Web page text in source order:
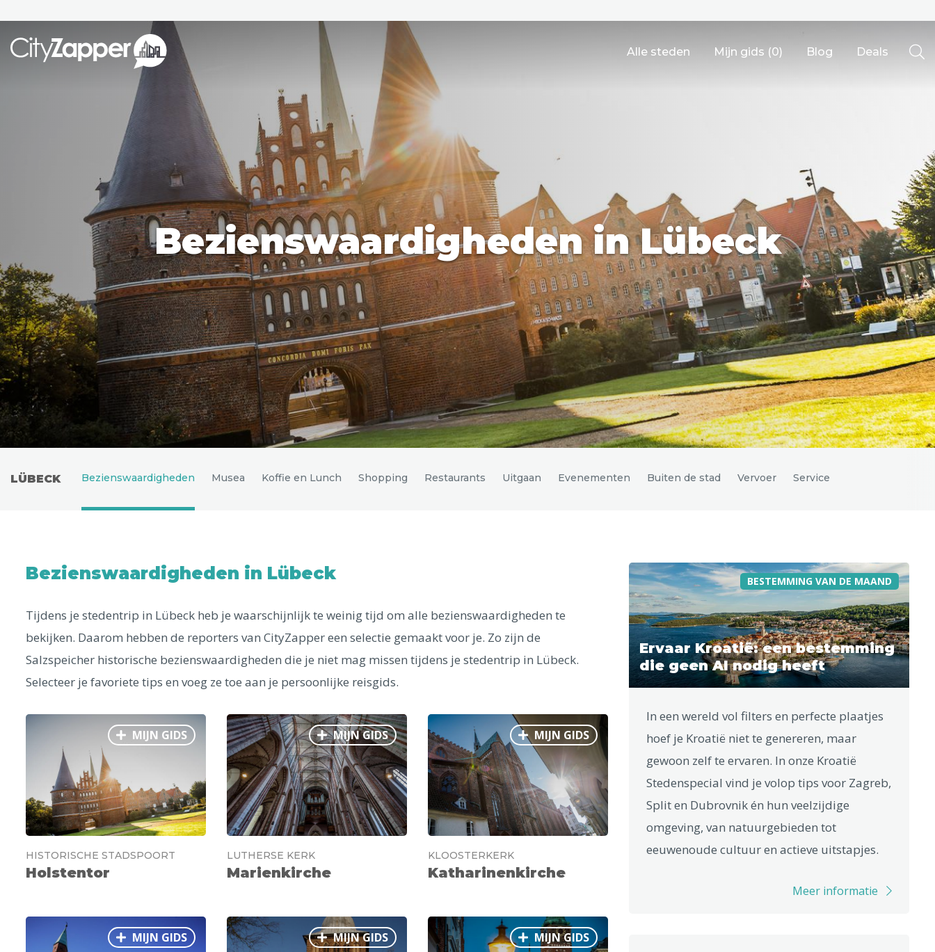
Alle steden Mijn gids (0) Blog Deals
Noord-Amerika
Andere wereldsteden
Uitgelichte bestemmingen
Alle steden
Phoenix Dresden
Parijs Tokio Amsterdam Barcelona Dubai Milaan Singapore Rome Berlijn Mechelen
Venetië
Florence
Dublin Hong Kong München Wenen Budapest Bangkok Madrid Vancouver
Alles bekijken
Bezienswaardigheden in Lübeck
LÜBECK Bezienswaardigheden Musea Koffie en Lunch Shopping Restaurants Uitgaan Evenementen Buiten de stad Vervoer Service
Bezienswaardigheden in Lübeck
Tijdens je stedentrip in Lübeck heb je waarschijnlijk te weinig tijd om alle bezienswaardigheden te
bekijken. Daarom hebben de reporters van CityZapper een selectie gemaakt voor je. Zo zijn de
Salzspeicher historische bezienswaardigheden die je niet mag missen tijdens je stedentrip in Lübeck.
Selecteer je favoriete tips en voeg ze toe aan je persoonlijke reisgids.
MIJN GIDS
HISTORISCHE STADSPOORT
Holstentor
MIJN GIDS
LUTHERSE KERK
Marienkirche
MIJN GIDS
KLOOSTERKERK
Katharinenkirche
MIJN GIDS MIJN GIDS MIJN GIDS
BESTEMMING VAN DE MAAND
Ervaar Kroatië: een bestemming
die geen AI nodig heeft
In een wereld vol filters en perfecte plaatjes
hoef je Kroatië niet te genereren, maar
gewoon zelf te ervaren. In onze Kroatië
Stedenspecial vind je volop tips voor Zagreb,
Split en Dubrovnik én hun veelzijdige
omgeving, van natuurgebieden tot
eeuwenoude cultuur en actieve uitstapjes.
Meer informatie